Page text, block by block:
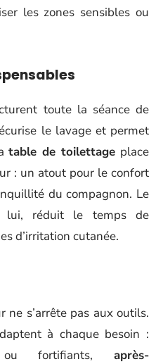
les zones sensibles ou
toute la séance de
le lavage et permet
table de toilettage place
: un atout pour le confort
du compagnon. Le
lui, réduit le temps de
d’irritation cutanée.
ne s’arrête pas aux outils.
à chaque besoin :
fortifiants, après-